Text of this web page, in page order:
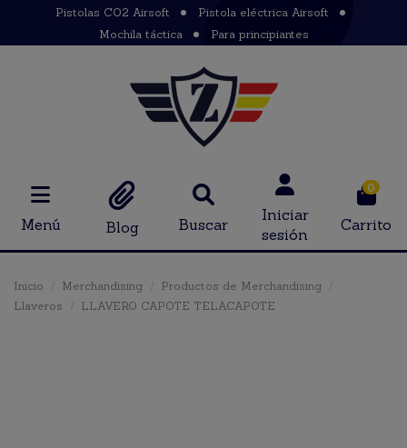
Pistolas CO2 Airsoft
Pistola eléctrica Airsoft
Mochila táctica
Para principiantes
Menú Blog Buscar
Iniciar
sesión
0
Carrito
Inicio Merchandising
Productos de Merchandising
Llaveros
LLAVERO CAPOTE TELACAPOTE